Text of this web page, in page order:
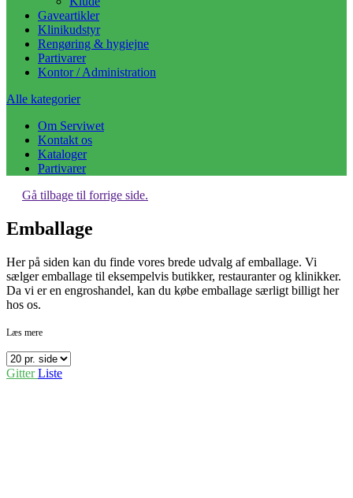
Gaveartikler
Klinikudstyr
Rengøring & hygiejne
Partivarer
Kontor / Administration
Alle kategorier
Om Serviwet
Kontakt os
Kataloger
Partivarer
Gå tilbage til forrige side.
Emballage
Her på siden kan du finde vores brede udvalg af emballage. Vi
sælger emballage til eksempelvis butikker, restauranter og klinikker.
Da vi er en engroshandel, kan du købe emballage særligt billigt her
hos os.
Læs mere
GitterListe